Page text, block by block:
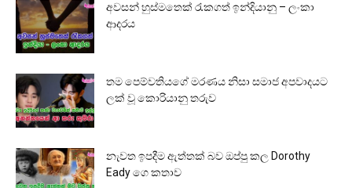
අවසන් හුස්මතෙක් රැකගත් ඉන්දියානු – ලංකා
ආදරය
තම පෙම්වතියගේ මරණය නිසා සමාජ අපවාදයට
ලක් වූ කොරියානු තරුව
නැවත ඉපදීම ඇත්තක් බව ඔප්පු කල Dorothy
Eady ගෙ කතාව